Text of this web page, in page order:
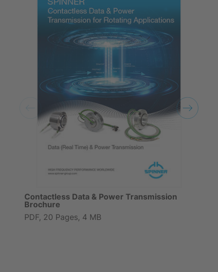
Contactless Data & Power Transmission
Brochure
PDF, 20 Pages, 4 MB